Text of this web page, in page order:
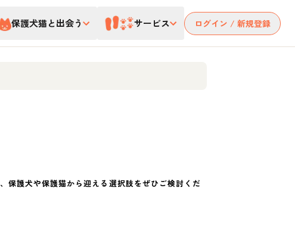
保護犬猫と出会う サービス ログイン / 新規登録
保護犬や保護猫から迎える選択肢をぜひご検討くだ